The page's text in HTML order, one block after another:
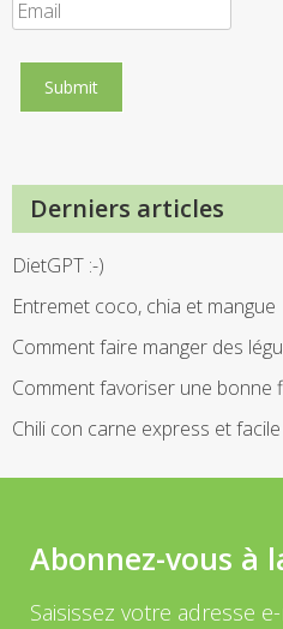
Derniers articles
DietGPT :-)
Entremet coco, chia et mangue
Comment faire manger des
Comment favoriser une bonne
Chili con carne express et facile
Abonnez-vous à
Saisissez votre adresse